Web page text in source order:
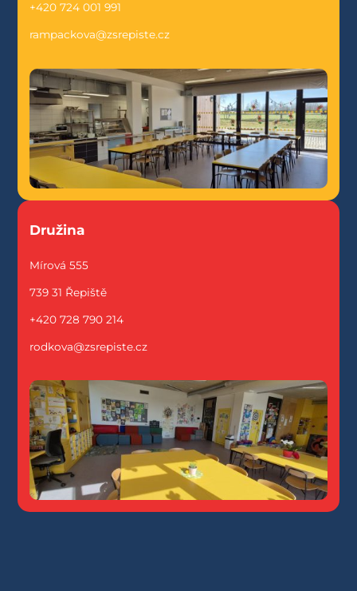
+420 724 001 991
rampackova@zsrepiste.cz
Družina
Mírová 555
739 31 Řepiště
+420 728 790 214
rodkova@zsrepiste.cz